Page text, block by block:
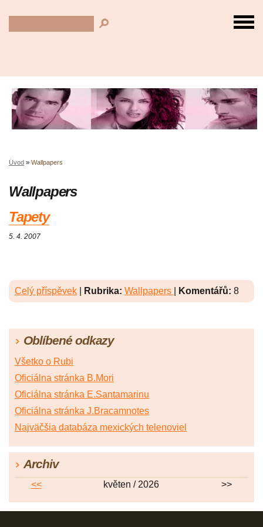
Úvod » Wallpapers
Wallpapers
Tapety
5. 4. 2007
Celý příspěvek Rubrika: Wallpapers Komentářů: 8
Oblíbené odkazy
Všetko o Rubi
Oficiálna stránka B.Mori
Oficiálna stránka E.Santamarinu
Oficiálna stránka J.Bracamnotes
Najväčšia databáza mexických telenoviel
Archiv
<< květen / 2026 >>